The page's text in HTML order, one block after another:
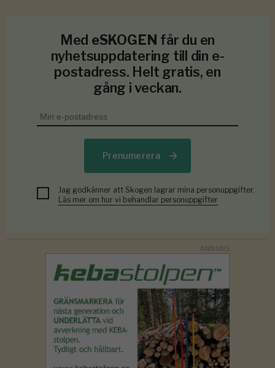
Med eSKOGEN får du en
nyhetsuppdatering till din e-
postadress. Helt gratis, en
gång i veckan.
Prenumerera
Jag godkänner att Skogen lagrar mina personuppgifter.
Läs mer om hur vi behandlar personuppgifter